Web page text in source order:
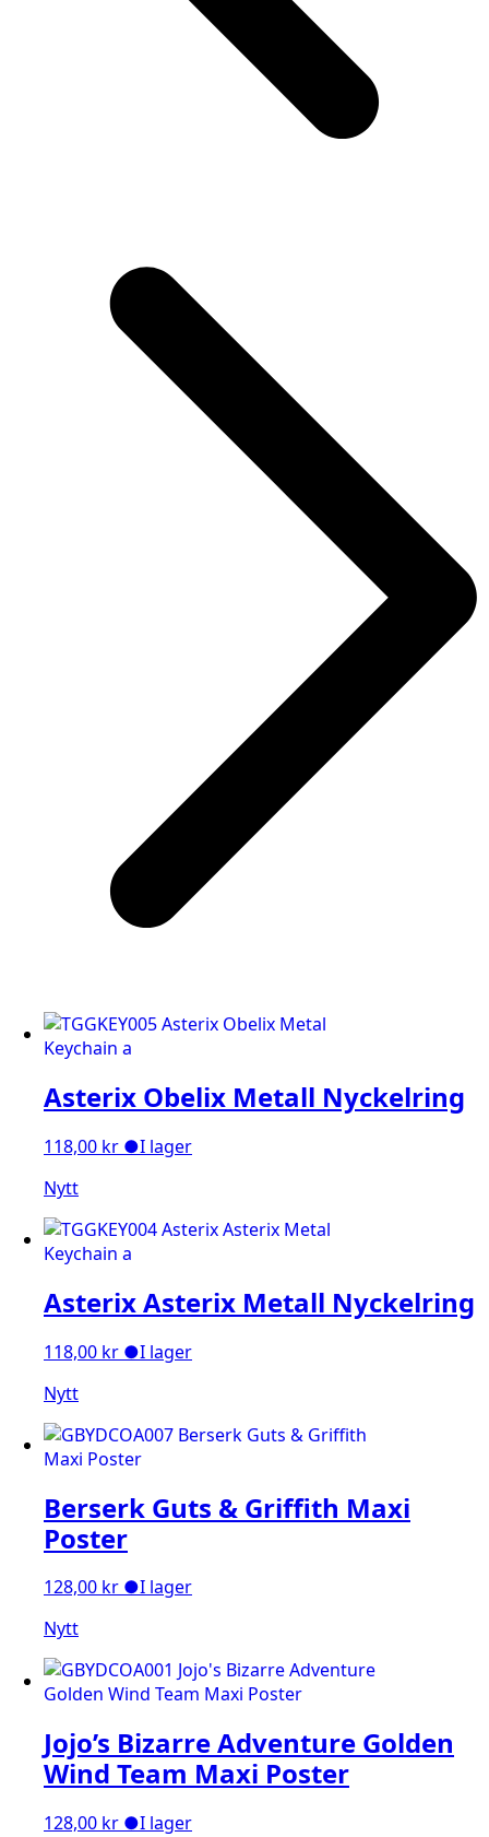
Asterix Obelix Metall Nyckelring
118,00 kr ●I lager
Nytt
Asterix Asterix Metall Nyckelring
118,00 kr ●I lager
Nytt
Berserk Guts & Griffith Maxi
Poster
128,00 kr ●I lager
Nytt
Jojo’s Bizarre Adventure Golden
Wind Team Maxi Poster
128,00 kr ●I lager